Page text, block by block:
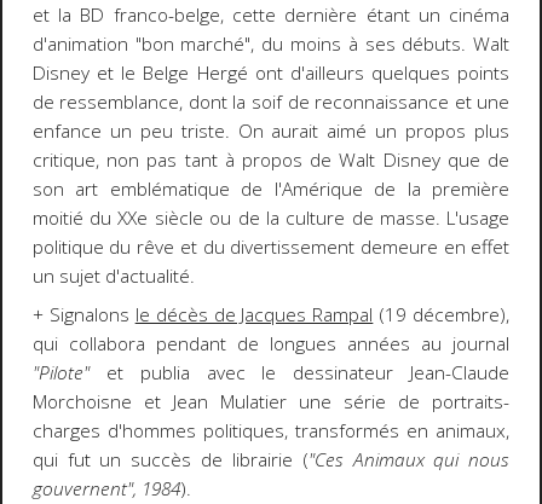
et la BD franco-belge, cette dernière étant un cinéma
d'animation "bon marché", du moins à ses débuts. Walt
Disney et le Belge Hergé ont d'ailleurs quelques points
de ressemblance, dont la soif de reconnaissance et une
enfance un peu triste. On aurait aimé un propos plus
critique, non pas tant à propos de Walt Disney que de
son art emblématique de l'Amérique de la première
moitié du XXe siècle ou de la culture de masse. L'usage
politique du rêve et du divertissement demeure en effet
un sujet d'actualité.
+ Signalons le décès de Jacques Rampal (19 décembre),
qui collabora pendant de longues années au journal
"Pilote"et publia avec le dessinateur Jean-Claude
Morchoisne et Jean Mulatier une série de portraits-
charges d'hommes politiques, transformés en animaux,
qui fut un succès de librairie ("Ces Animaux qui nous
gouvernent", 1984).